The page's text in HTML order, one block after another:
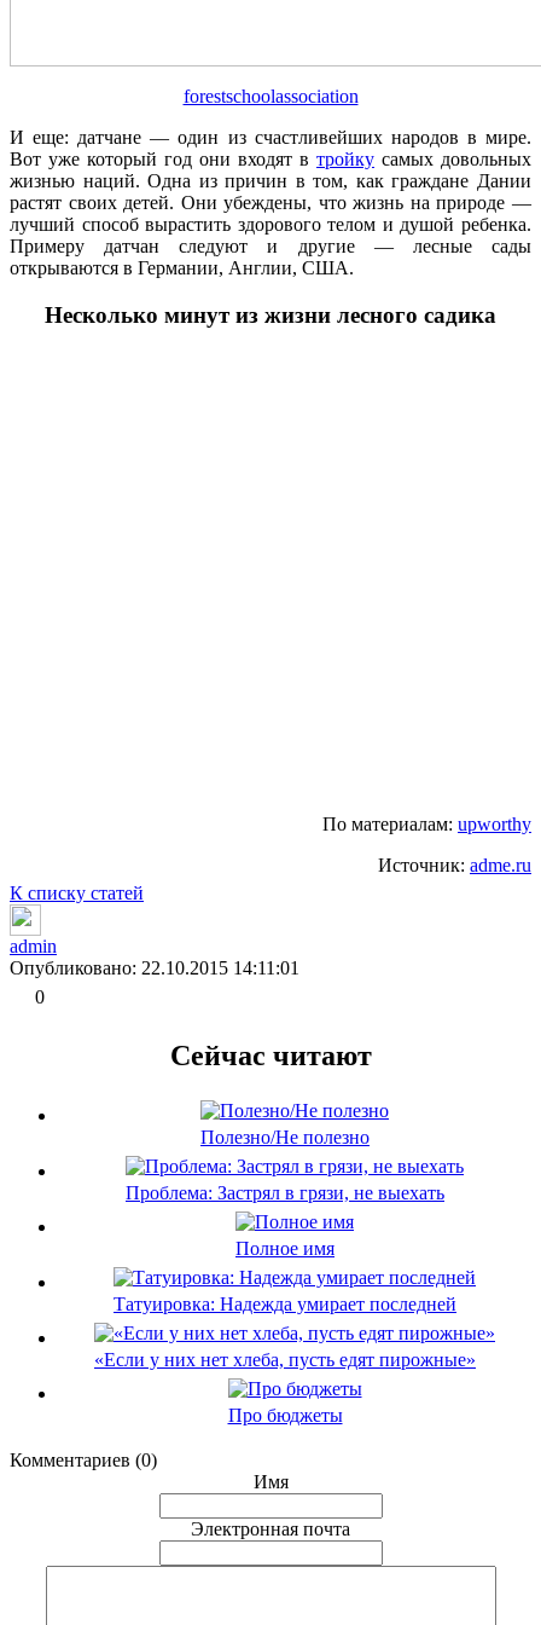
forestschoolassociation
И еще: датчане — один из счастливейших народов в мире.
Вот уже который год они входят в тройку самых довольных
жизнью наций. Одна из причин в том, как граждане Дании
растят своих детей. Они убеждены, что жизнь на природе —
лучший способ вырастить здорового телом и душой ребенка.
Примеру датчан следуют и другие — лесные сады
открываются в Германии, Англии, США.
Несколько минут из жизни лесного садика
По материалам: upworthy
Источник: adme.ru
К списку статей
admin
Опубликовано: 22.10.2015 14:11:01
0
Сейчас читают
Полезно/Не полезно
Проблема: Застрял в грязи, не выехать
Полное имя
Татуировка: Надежда умирает последней
«Если у них нет хлеба, пусть едят пирожные»
Про бюджеты
Комментариев (0)
Имя
Электронная почта